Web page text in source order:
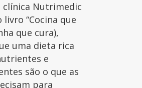
Nutrimedic
“Cocina que
que cura),
uma dieta rica
e
são o que as
para